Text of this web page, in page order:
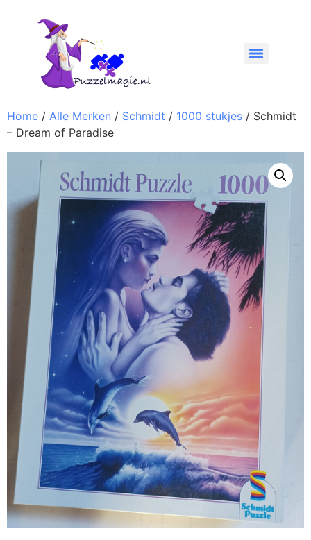
Home / Alle Merken / Schmidt / 1000 stukjes / Schmidt
– Dream of Paradise